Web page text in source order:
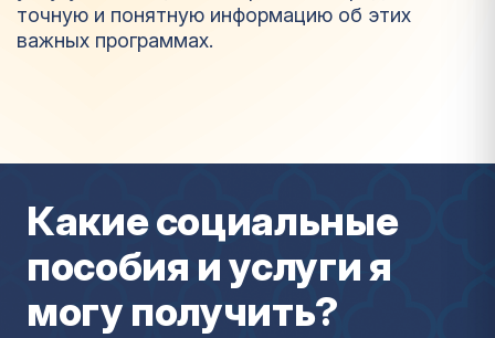
точную и понятную информацию об этих
важных программах.
Льгота
Какие социальные
пособия и услуги я
могу получить?